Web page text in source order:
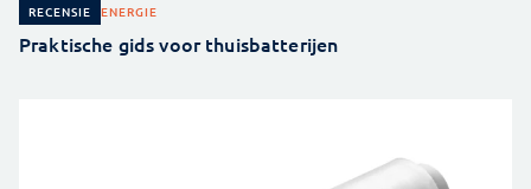
RECENSIE ENERGIE
Praktische gids voor thuisbatterijen